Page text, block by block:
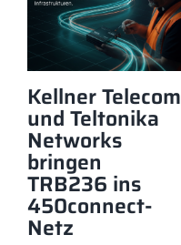
Kellner Telecom
und Teltonika
Networks
bringen
TRB236 ins
450connect-
Netz